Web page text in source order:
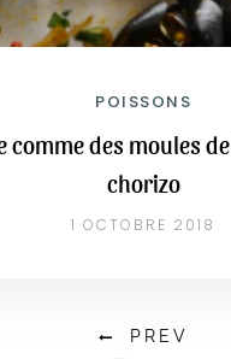
POISSONS
comme des moules
chorizo
1 OCTOBRE 2018
PREV